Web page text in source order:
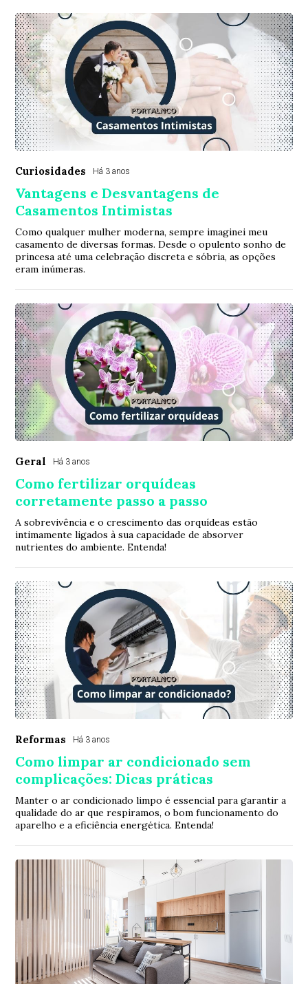
Curiosidades Há 3 anos
Vantagens e Desvantagens de
Casamentos Intimistas
Como qualquer mulher moderna, sempre imaginei meu
casamento de diversas formas. Desde o opulento sonho de
princesa até uma celebração discreta e sóbria, as opções
eram inúmeras.
Geral Há 3 anos
Como fertilizar orquídeas
corretamente passo a passo
A sobrevivência e o crescimento das orquídeas estão
intimamente ligados à sua capacidade de absorver
nutrientes do ambiente. Entenda!
Reformas Há 3 anos
Como limpar ar condicionado sem
complicações: Dicas práticas
Manter o ar condicionado limpo é essencial para garantir a
qualidade do ar que respiramos, o bom funcionamento do
aparelho e a eficiência energética. Entenda!